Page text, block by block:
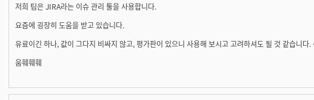
저희 팀은 JIRA라는 이슈 관리 툴을 사용합니다.
요즘에 굉장히 도움을 받고 있습니다.
유료이긴 하나, 값이 그다지 비싸지 않고, 평가판이 있으니 사용해 보시고 고려하셔도 될 것 같습니다
움훼훼훼